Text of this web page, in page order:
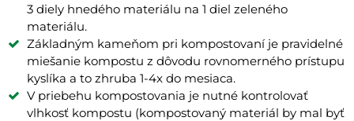
3 diely hnedého materiálu na 1 diel zeleného
materiálu.
Základným kameňom pri kompostovaní je pravidelné
miešanie kompostu z dôvodu rovnomerného prístupu
kyslíka a to zhruba 1-4x do mesiaca.
V priebehu kompostovania je nutné kontrolovať
vlhkosť kompostu (kompostovaný materiál by mal byť